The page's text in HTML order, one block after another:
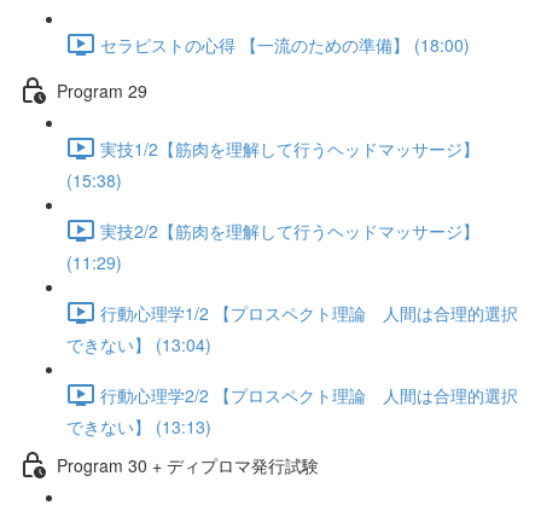
セラピストの心得 【一流のための準備】 (18:00)
Program 29
実技1/2【筋肉を理解して行うヘッドマッサージ】
(15:38)
実技2/2【筋肉を理解して行うヘッドマッサージ】
(11:29)
行動心理学1/2 【プロスペクト理論 人間は合理的選択
できない】 (13:04)
行動心理学2/2 【プロスペクト理論 人間は合理的選択
できない】 (13:13)
Program 30 + ディプロマ発行試験